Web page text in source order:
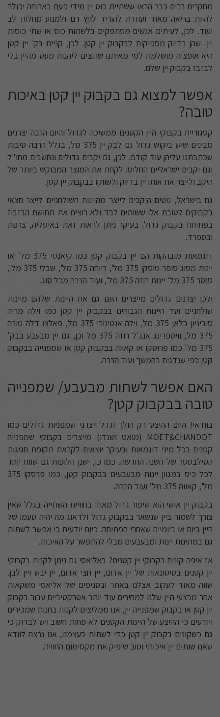
מחקרים רבים כבר הראו ששתיית כוס יין מידי פעם בארוחה יכולה
להיות בריאה מאוד ועוזרת להוריד לחץ דם ולמנוע מחלות לב
ועוד. לכן, לעיתים אנשים מסתפקים בלשתות כוס או שתי כוסות
יין- שהן בדיוק מספיקות לבקבוק יין קטן. לכן, קניית בק' יין קטן
היא אופציה מושלמת למי מאיתנו שרוצים ליהנות מעט מהיין בלי
לבזבז בקבוק יין שלם.
אפשר למצוא גם בקבוק יין קטן באיכות
טובה?
קטגוריית בקבוקי היין הקטנים ממשיכה לגדול והיום הרבה יצרנים
מבינים שיש ביקוש גדול גם לבק יין 375 מל, בגלל הרבה סיבות
שכתבתנו עליהן עוד קודם. לכן, גם יקבים גדולים ונחשבים מחו"ל
וגם יקבים ישראליים החליטו לקחת את המוצר המבוקש ביותר של
היקב ולייצר את אותו יין בדיוק ולשווקו בבקבוק יין קטן.
גם בישראל, נוטים היקבים לייצר מהיינות השולחניים לייצר חצאי
בקבוקים לטובת אלו ששותים לבד ולא רוצים את תחושת הבזבוז
בפתיחת בקבוק גדול. בעיקר ניתן לראות זאת באיטליה, צרפת
ובספרד.
דוגמאות מובהקות הם יין בקבוק קטן כמו קיאנטי 375 מל' או
יינות מסוג סופר טוסקן 375 מל', ריוחה 375 מל', שבלי 375 מל',
סנסר 375 מל' יינות רוזה 375 מל', ועוד הרבה מכל סוג.
ולכן יצרנים גדולים מייצרים היום גם את היינות שלהם מיינות
שולחניים ועד היינות הגבוהים בבקבוק יין קטן כמו וילה מריה
סוביניון בלאן 375 מל, וילה אנטינורי 375 מל, פאלצו דלה טורה
375 מל, וויספרינג אנג'ל רוזה 375 מל וכן, גם יין מבעבע בבק'
375 מל' כמו פרוסקו או קאווה בבקבוק קטן או שמפנייה בבקבוק
קטן כפי שנדגים בהמשך ועוד הרבה.
האם אפשר לשתות מבעבע/ שמפנייה
טובה בבקבוק קטן?
בוודאי! היום ההיצע רק הולך וגדל ויצרני שמפניות גדולים כמו
MOETַ&CHANDOT (מואט ושנדו) מייצרים בקבוקי שמפנייה
קטנים בכל מיני דוגמאות ובעיקר יוצאים לקראת תקופת חגיגות
הסילבסטר של השנה החדשה. כמו כן, ישנן חלופות גם שוות יותר
לכל כיס במגוון יינות מבעבעים בבקבוק קטן, כמו פרסקו 375
מל', קאווה 375 מל' ועוד הרבה.
בקבוק יין אישי הוא שיפור גדול מאוד בחוויית השתייה בגלל שאין
צורך לשמור ביין שנשאר בבקבוק גדול ולדאוג מה יהיה טעמו של
היין ביום או ביומיים שאחרי הפתיחה. כיום יודעים כי אפשר לשתות
גם במתינות יינות ומבעבעים מבלי להתפשר על האיכות.
אז איפה קונים בקבוקי יין קטנים? באליאסי גם ניתן לקנות בקבוקי
יין קטנים בסיטונאות של יין אדום, יין חצי אדום, יין יבש ויין לבן.
שווה מאוד לעקוב אצלנו באתר ובסניפים של אליאסי משקאות
אחר מבצעי היין שלנו למחירים עוד יותר אטרקטיביים עבור בקבוק
יין קטן או בקבוק שמפנייה יין, אנו ממליצים לקנות בחנות שמכירים
ויודעים כי ההיצע של היינות הקטנים לא פחות חשוב ויש לבדוק כי
גם כשקונים בקבוק יין קטן כדי לשתות בעצמנו, אנו נרצה לוודא
שאנו שותים יין איכותי וטוב שיפיק את מקסימום החוויה.